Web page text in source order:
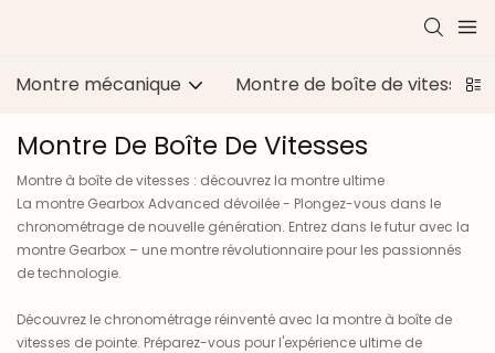
Montre mécanique Montre de boîte de vitesses
Montre De Boîte De Vitesses
Montre à boîte de vitesses : découvrez la montre ultime
La montre Gearbox Advanced dévoilée - Plongez-vous dans le
chronométrage de nouvelle génération. Entrez dans le futur avec la
montre Gearbox – une montre révolutionnaire pour les passionnés
de technologie.
Découvrez le chronométrage réinventé avec la montre à boîte de
vitesses de pointe. Préparez-vous pour l'expérience ultime de